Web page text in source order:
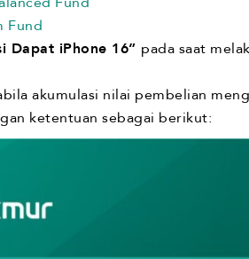
Fund
Dapat iPhone 16” pada saat
akumulasi nilai pembelian
ketentuan sebagai berikut: